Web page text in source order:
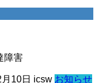
障害
10日 icsw お知らせ